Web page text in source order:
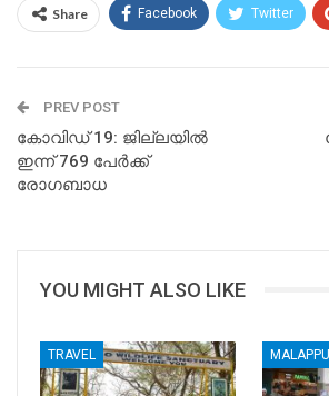
Share Facebook Twitter
PREV POST
കോവിഡ് 19: ജില്ലയില്‍
ഇന്ന് 769 പേര്‍ക്ക്
രോഗബാധ
YOU MIGHT ALSO LIKE
TRAVEL